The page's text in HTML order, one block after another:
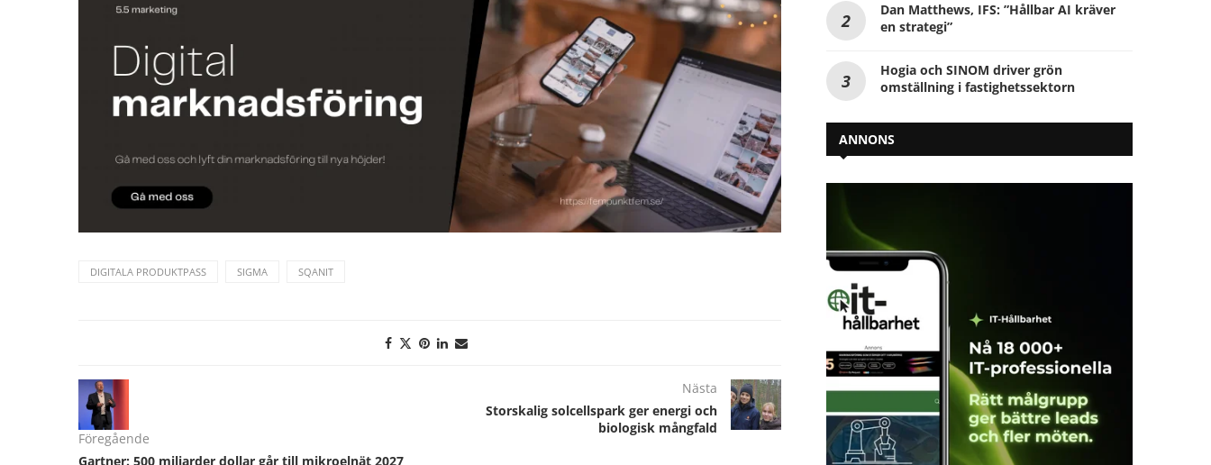
DIGITALA PRODUKTPASS SIGMA SQANIT
Föregående
Gartner: 500 miljarder dollar går till mikroelnät 2027
Nästa
Storskalig solcellspark ger energi och
biologisk mångfald
Dan Matthews, IFS: ”Hållbar AI kräver
en strategi”
Hogia och SINOM driver grön
omställning i fastighetssektorn
ANNONS